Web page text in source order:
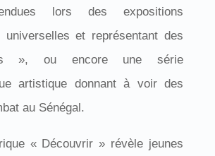
lors des expositions
universelles et représentant des
», ou encore une série
artistique donnant à voir des
au Sénégal.
« Découvrir » révèle jeunes